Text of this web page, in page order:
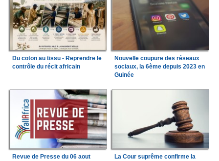
Du coton au tissu - Reprendre le
contrôle du récit africain
Nouvelle coupure des réseaux
sociaux, la 6ème depuis 2023 en
Guinée
Revue de Presse du 06 aout
La Cour suprême confirme la